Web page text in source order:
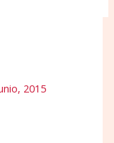
2015